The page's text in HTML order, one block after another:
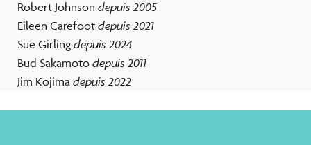
Robert Johnson depuis 2005
Eileen Carefoot depuis 2021
Sue Girling depuis 2024
Bud Sakamoto depuis 2011
Jim Kojima depuis 2022